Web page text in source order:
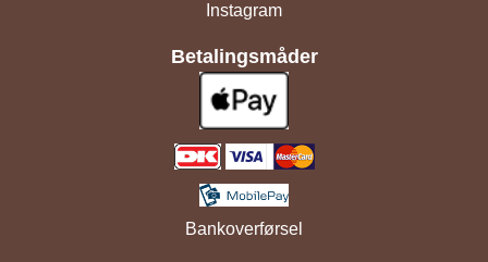
Instagram
Betalingsmåder
Bankoverførsel